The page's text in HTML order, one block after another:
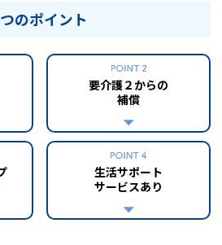
のポイント
要介護２からの
補償
生活サポート
サービスあり